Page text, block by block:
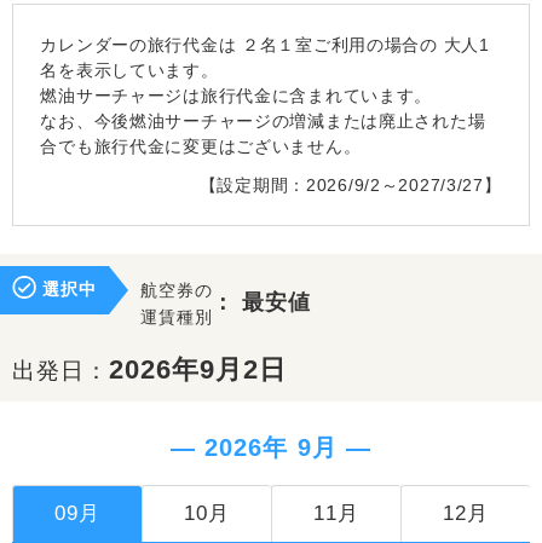
カレンダーの旅行代金は ２名１室 ご利用の場合の 大人1
名を表示しています。
燃油サーチャージは旅行代金に含まれています。
なお、今後燃油サーチャージの増減または廃止された場
合でも旅行代金に変更はございません。
【設定期間：2026/9/2～2027/3/27】
選択中
航空券の
運賃種別
：最安値
出発日： 2026年9月2日
― 2026年 9月 ―
09月 10月 11月 12月